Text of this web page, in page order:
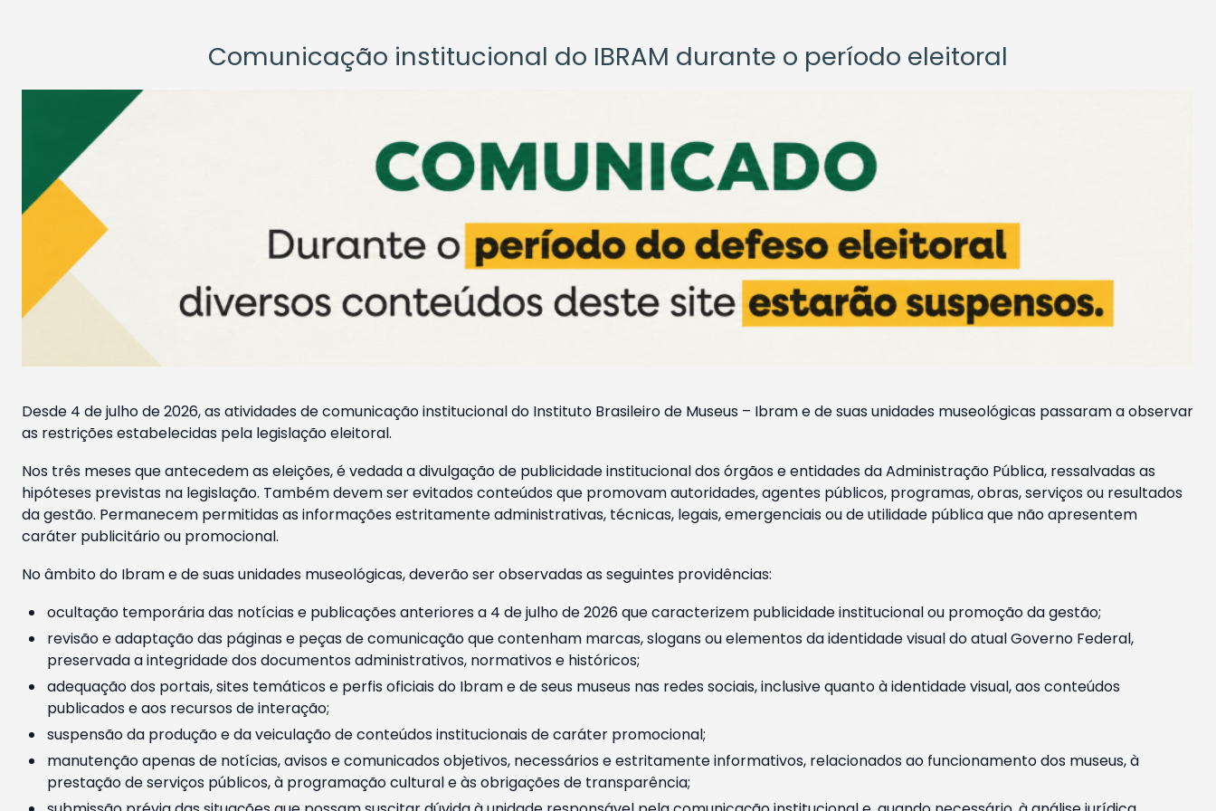
Comunicação institucional do IBRAM durante o período eleitoral
Desde 4 de julho de 2026, as atividades de comunicação institucional do Instituto Brasileiro de Museus – Ibram e de suas unidades museológicas passaram a observar
as restrições estabelecidas pela legislação eleitoral.
Nos três meses que antecedem as eleições, é vedada a divulgação de publicidade institucional dos órgãos e entidades da Administração Pública, ressalvadas as
hipóteses previstas na legislação. Também devem ser evitados conteúdos que promovam autoridades, agentes públicos, programas, obras, serviços ou resultados
da gestão. Permanecem permitidas as informações estritamente administrativas, técnicas, legais, emergenciais ou de utilidade pública que não apresentem
caráter publicitário ou promocional.
No âmbito do Ibram e de suas unidades museológicas, deverão ser observadas as seguintes providências:
ocultação temporária das notícias e publicações anteriores a 4 de julho de 2026 que caracterizem publicidade institucional ou promoção da gestão;
revisão e adaptação das páginas e peças de comunicação que contenham marcas, slogans ou elementos da identidade visual do atual Governo Federal,
preservada a integridade dos documentos administrativos, normativos e históricos;
adequação dos portais, sites temáticos e perfis oficiais do Ibram e de seus museus nas redes sociais, inclusive quanto à identidade visual, aos conteúdos
publicados e aos recursos de interação;
suspensão da produção e da veiculação de conteúdos institucionais de caráter promocional;
manutenção apenas de notícias, avisos e comunicados objetivos, necessários e estritamente informativos, relacionados ao funcionamento dos museus, à
prestação de serviços públicos, à programação cultural e às obrigações de transparência;